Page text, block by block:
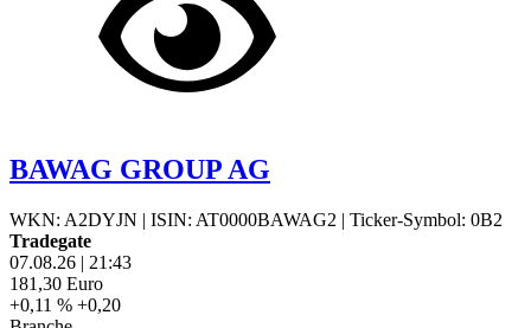
BAWAG GROUP AG
WKN: A2DYJN | ISIN: AT0000BAWAG2 | Ticker-Symbol: 0B2
Tradegate
07.08.26 | 21:43
181,30 Euro
+0,11 % +0,20